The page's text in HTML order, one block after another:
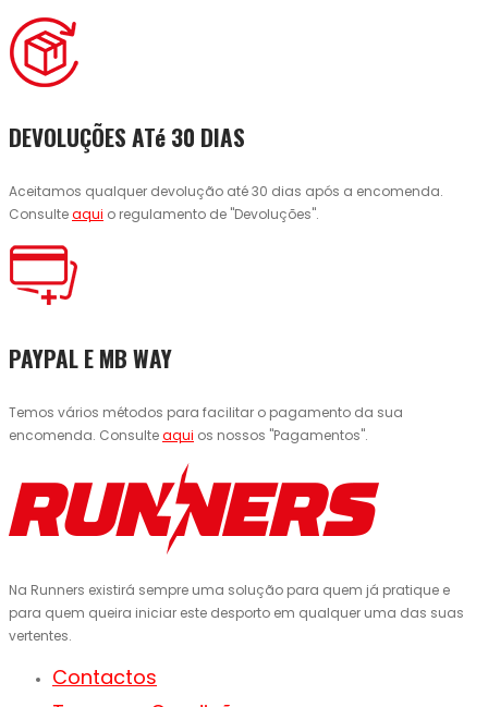
DEVOLUÇÕES ATé 30 DIAS
Aceitamos qualquer devolução até 30 dias após a encomenda.
Consulteaqui o regulamento de "Devoluções".
PAYPAL E MB WAY
Temos vários métodos para facilitar o pagamento da sua
encomenda. Consulteaqui os nossos "Pagamentos".
Na Runners existirá sempre uma solução para quem já pratique e
para quem queira iniciar este desporto em qualquer uma das suas
vertentes.
Contactos